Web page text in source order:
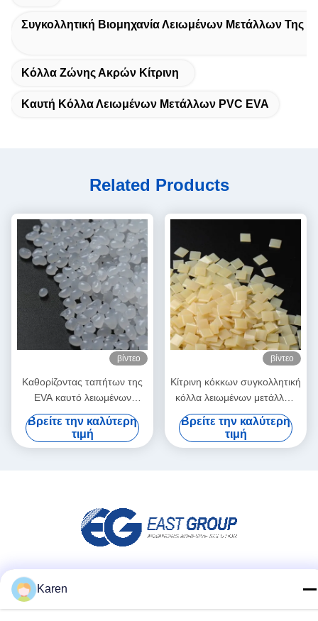
Συγκολλητική Βιομηχανία Λειωμένων Μετάλλων Της
Κόλλα Ζώνης Ακρών Κίτρινη
Καυτή Κόλλα Λειωμένων Μετάλλων PVC EVA
Related Products
βίντεο
Καθορίζοντας ταπήτων της
EVA καυτό λειωμένων
μετάλλων σιτάρι σβόλων
δύναμης κόλλας
αντιολισθητικό άριστο
Βρείτε την καλύτερη
τιμή
βίντεο
Κίτρινη κόκκων συγκολλητική
κόλλα λειωμένων μετάλλων
της EVA καυτή για το
ζαρωμένο χαρτοκιβώτιο
Βρείτε την καλύτερη
τιμή
Karen